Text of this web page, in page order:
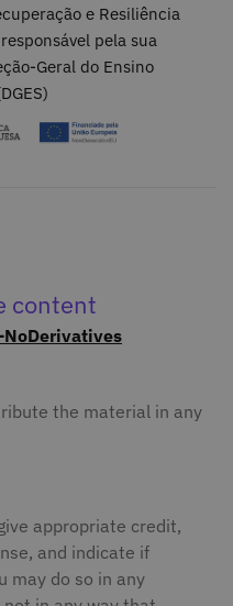
e Resiliência
pela sua
Geral do Ensino
content
the material in any
appropriate credit,
and indicate if
may do so in any